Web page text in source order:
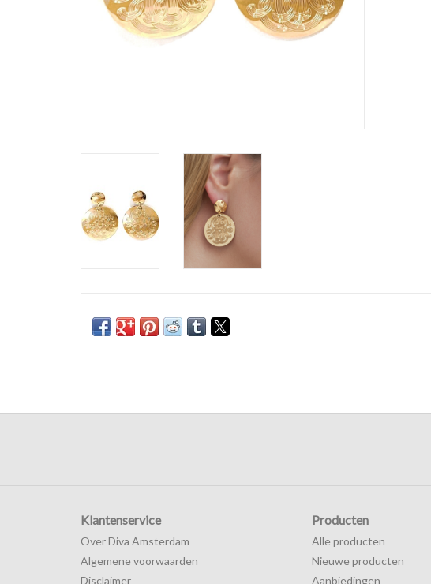
Klantenservice
Over Diva Amsterdam
Algemene voorwaarden
Disclaimer
Producten
Alle producten
Nieuwe producten
Aanbiedingen